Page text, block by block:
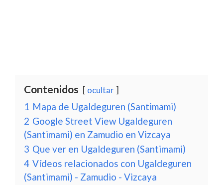
Contenidos ocultar
1 Mapa de Ugaldeguren (Santimami)
2 Google Street View Ugaldeguren
(Santimami) en Zamudio en Vizcaya
3 Que ver en Ugaldeguren (Santimami)
4 Vídeos relacionados con Ugaldeguren
(Santimami) - Zamudio - Vizcaya